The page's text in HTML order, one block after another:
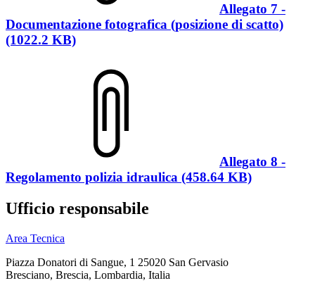
Allegato 7 -
Documentazione fotografica (posizione di scatto)
(1022.2 KB)
Allegato 8 -
Regolamento polizia idraulica (458.64 KB)
Ufficio responsabile
Area Tecnica
Piazza Donatori di Sangue, 1 25020 San Gervasio
Bresciano, Brescia, Lombardia, Italia